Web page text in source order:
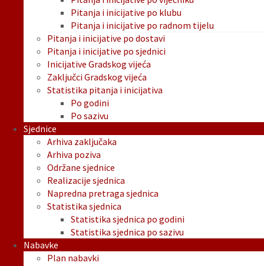
Pitanja i inicijative po klubu
Pitanja i inicijative po radnom tijelu
Pitanja i inicijative po dostavi
Pitanja i inicijative po sjednici
Inicijative Gradskog vijeća
Zaključci Gradskog vijeća
Statistika pitanja i inicijativa
Po godini
Po sazivu
Sjednice
Arhiva zaključaka
Arhiva poziva
Održane sjednice
Realizacije sjednica
Napredna pretraga sjednica
Statistika sjednica
Statistika sjednica po godini
Statistika sjednica po sazivu
Nabavke
Plan nabavki